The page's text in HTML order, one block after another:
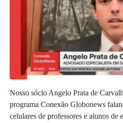
Nosso sócio Angelo Prata de
programa Conexão Globonews
celulares de professores e alunos de